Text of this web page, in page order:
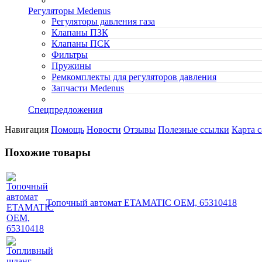
Регуляторы Medenus
Регуляторы давления газа
Клапаны ПЗК
Клапаны ПСК
Фильтры
Пружины
Ремкомплекты для регуляторов давления
Запчасти Medenus
Спецпредложения
Навигация Помощь Новости Отзывы Полезные ссылки Карта
Похожие товары
Топочный автомат ETAMATIC OEM, 65310418